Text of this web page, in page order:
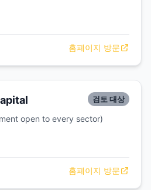
홈페이지 방문
검토 대상
open to every sector)
홈페이지 방문